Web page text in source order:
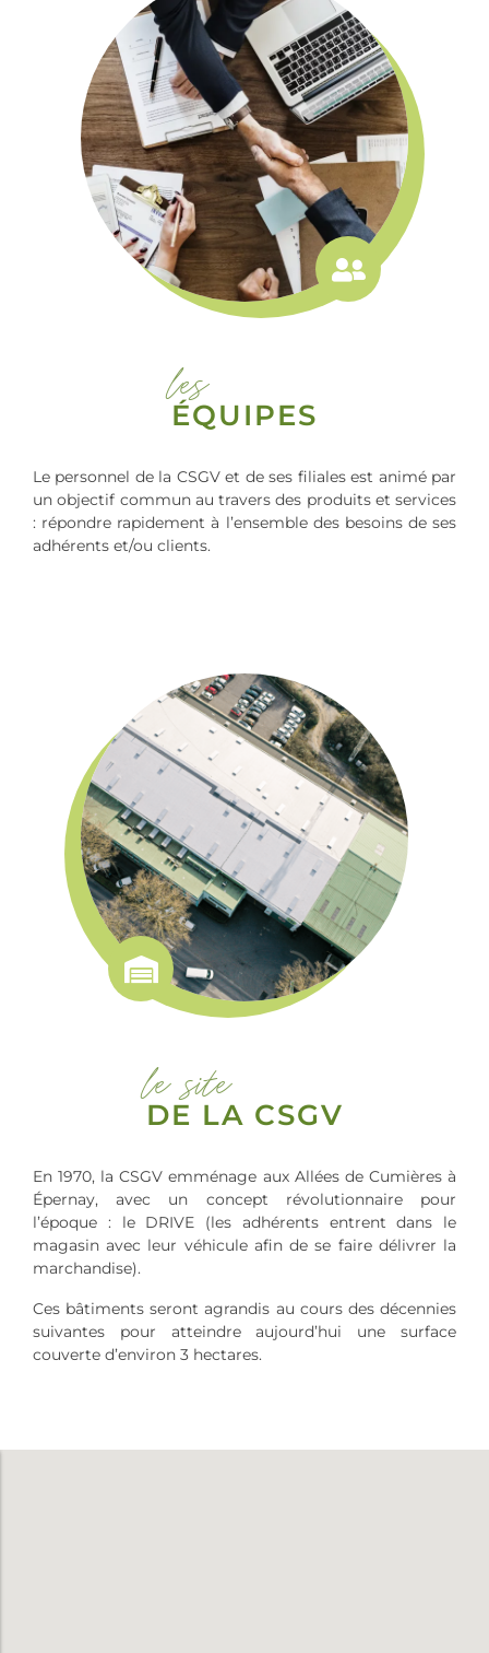
les
ÉQUIPES
Le personnel de la CSGV et de ses filiales est animé par
un objectif commun au travers des produits et services
: répondre rapidement à l’ensemble des besoins de ses
adhérents et/ou clients.
le site
DE LA CSGV
En 1970, la CSGV emménage aux Allées de Cumières à
Épernay, avec un concept révolutionnaire pour
l’époque : le DRIVE (les adhérents entrent dans le
magasin avec leur véhicule afin de se faire délivrer la
marchandise).
Ces bâtiments seront agrandis au cours des décennies
suivantes pour atteindre aujourd’hui une surface
couverte d’environ 3 hectares.